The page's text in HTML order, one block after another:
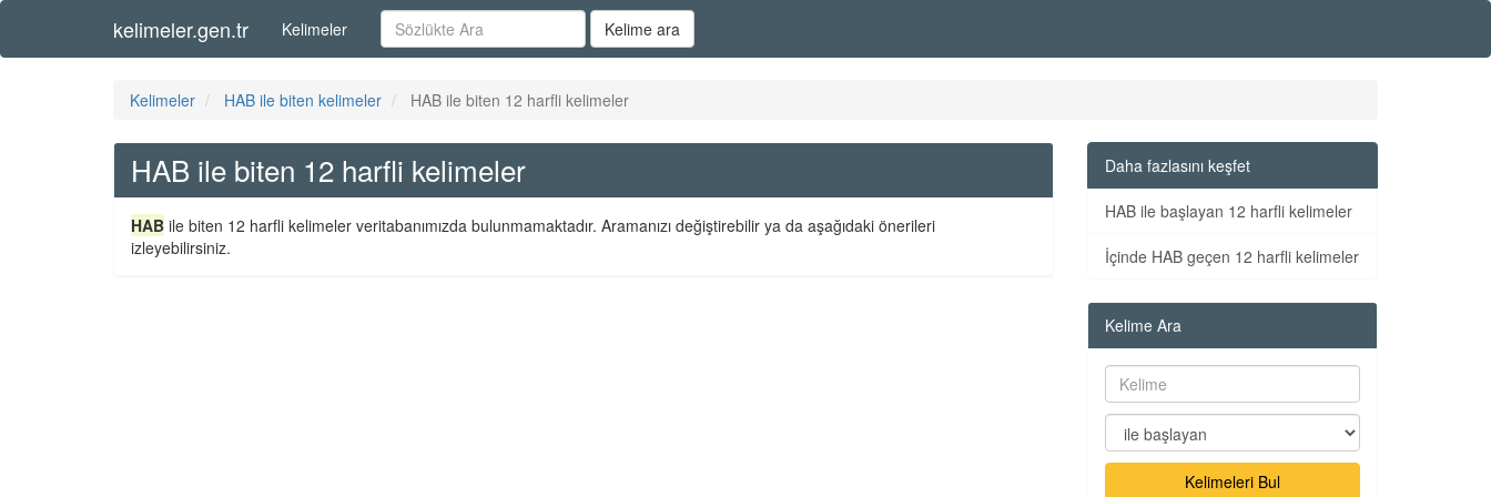
kelimeler.gen.tr Kelimeler Kelime ara
Kelimeler HAB ile biten kelimeler HAB ile biten 12 harfli kelimeler
HAB ile biten 12 harfli kelimeler
HAB ile biten 12 harfli kelimeler veritabanımızda bulunmamaktadır. Aramanızı değiştirebilir ya da aşağıdaki önerileri
izleyebilirsiniz.
Daha fazlasını keşfet
HAB ile başlayan 12 harfli kelimeler
İçinde HAB geçen 12 harfli kelimeler
Kelime Ara
Kelimeleri Bul